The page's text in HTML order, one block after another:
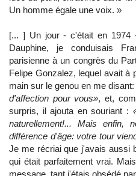
Un homme égale une voix. »
[... ] Un jour - c'était en 1974
Dauphine, je conduisais
parisienne à un congrès du
Felipe Gonzalez, lequel avait à
main sur le genou en me disant:
d'affection pour vous», et,
surpris, il ajouta en souriant :
naturellement!... Mais enfin,
différence d'âge: votre tour
Je me récriai que j'avais aussi
qui était parfaitement vrai.
message, tant j'étais obsédé